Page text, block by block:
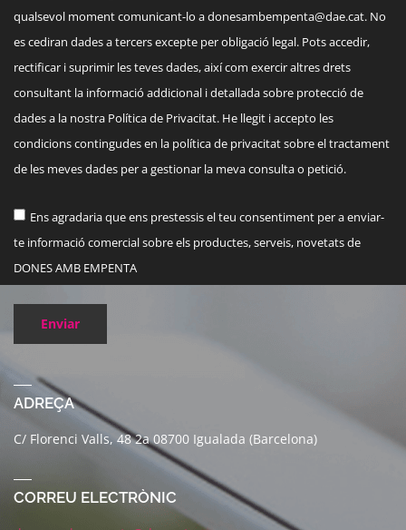
qualsevol moment comunicant-lo adonesambempenta@dae.cat. No
es cediran dades a tercers excepte per obligació legal. Pots accedir,
rectificar i suprimir les teves dades, així com exercir altres drets
consultant la informació addicional i detallada sobre protecció de
dades a la nostra Política de Privacitat. He llegit i accepto les
condicions contingudes en la política de privacitat sobre el tractament
de les meves dades per a gestionar la meva consulta o petició.
Ens agradaria que ens prestessis el teu consentiment per a enviar-
te informació comercial sobre els productes, serveis, novetats de
DONES AMB EMPENTA
Enviar
ADREÇA
C/ Florenci Valls, 48 2a 08700 Igualada (Barcelona)
CORREU ELECTRÒNIC